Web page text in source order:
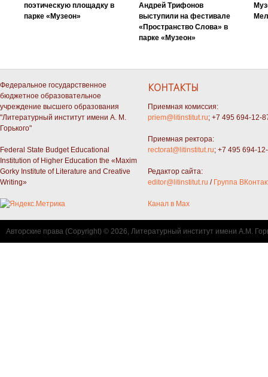
поэтическую площадку в
парке «Музеон»
Андрей Трифонов
выступили на фестивале
«Пространство Слова» в
парке «Музеон»
Федеральное государственное
бюджетное образовательное
учреждение высшего образования
"Литературный институт имени А. М.
Горького"
Federal State Budget Educational
Institution of Higher Education the «Maxim
Gorky Institute of Literature and Creative
Writing»
КОНТАКТЫ
Приемная комиссия:
priem@litinstitut.ru; +7 495 694-12-
Приемная ректора:
rectorat@litinstitut.ru; +7 495 694-
Редактор сайта:
editor@litinstitut.ru / Группа
Канал в Max
Авторские права (Copyright) © 2026, Литературный институт имени А.М.